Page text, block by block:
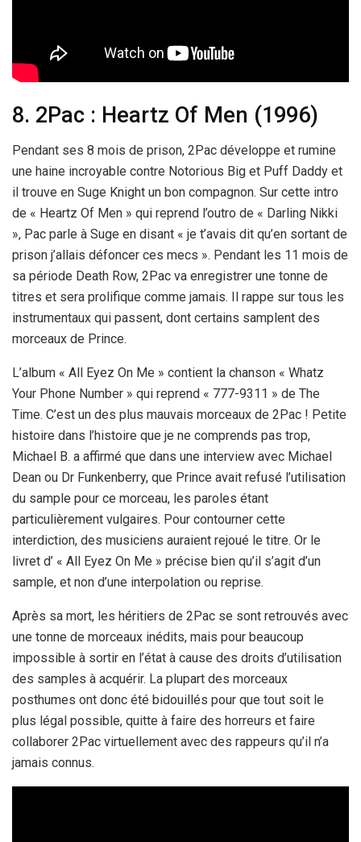
8. 2Pac : Heartz Of Men (1996)
Pendant ses 8 mois de prison, 2Pac développe et rumine
une haine incroyable contre Notorious Big et Puff Daddy et
il trouve en Suge Knight un bon compagnon. Sur cette intro
de « Heartz Of Men » qui reprend l’outro de « Darling Nikki
», Pac parle à Suge en disant « je t’avais dit qu’en sortant de
prison j’allais défoncer ces mecs ». Pendant les 11 mois de
sa période Death Row, 2Pac va enregistrer une tonne de
titres et sera prolifique comme jamais. Il rappe sur tous les
instrumentaux qui passent, dont certains samplent des
morceaux de Prince.
L’album « All Eyez On Me » contient la chanson « Whatz
Your Phone Number » qui reprend « 777-9311 » de The
Time. C’est un des plus mauvais morceaux de 2Pac ! Petite
histoire dans l’histoire que je ne comprends pas trop,
Michael B. a affirmé que dans une interview avec Michael
Dean ou Dr Funkenberry, que Prince avait refusé l’utilisation
du sample pour ce morceau, les paroles étant
particulièrement vulgaires. Pour contourner cette
interdiction, des musiciens auraient rejoué le titre. Or le
livret d’ « All Eyez On Me » précise bien qu’il s’agit d’un
sample, et non d’une interpolation ou reprise.
Après sa mort, les héritiers de 2Pac se sont retrouvés avec
une tonne de morceaux inédits, mais pour beaucoup
impossible à sortir en l’état à cause des droits d’utilisation
des samples à acquérir. La plupart des morceaux
posthumes ont donc été bidouillés pour que tout soit le
plus légal possible, quitte à faire des horreurs et faire
collaborer 2Pac virtuellement avec des rappeurs qu’il n’a
jamais connus.